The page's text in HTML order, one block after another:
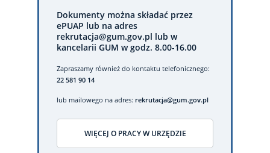
Dokumenty można składać przez
ePUAP lub na adres
rekrutacja@gum.gov.pl lub w
kancelarii GUM w godz. 8.00-16.00
Zapraszamy również do kontaktu telefonicznego:
22 581 90 14
lub mailowego na adres: rekrutacja@gum.gov.pl
WIĘCEJ O PRACY W URZĘDZIE